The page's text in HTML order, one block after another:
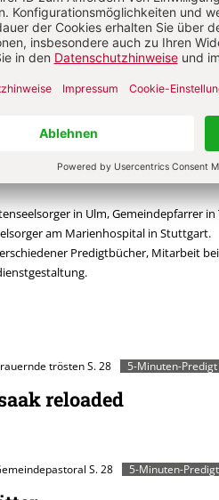
Anmelden
im Ruhestand. Geboren 1950 in
und München und der Kirchenmusik
in Ulm, Gemeindepfarrer
am Marienhospital in Stuttgart.
Predigtbücher, Mitarbeit
trösten S. 28 5-Minuten-Predigt
reloaded
S. 28 5-Minuten-Predigt